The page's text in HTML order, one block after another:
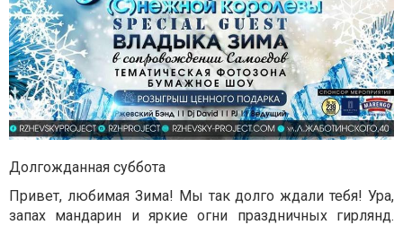
Долгожданная суббота
Привет, любимая Зима! Мы так долго ждали тебя! Ура,
запах мандарин и яркие огни праздничных гирлянд.